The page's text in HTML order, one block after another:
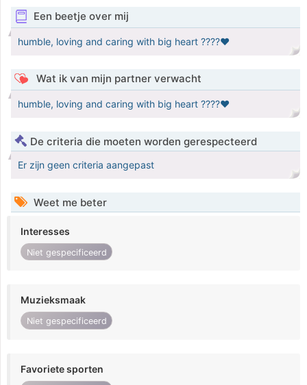
Een beetje over mij
humble, loving and caring with big heart ????❤️
Wat ik van mijn partner verwacht
humble, loving and caring with big heart ????❤️
De criteria die moeten worden gerespecteerd
Er zijn geen criteria aangepast
Weet me beter
Interesses
Niet gespecificeerd
Muzieksmaak
Niet gespecificeerd
Favoriete sporten